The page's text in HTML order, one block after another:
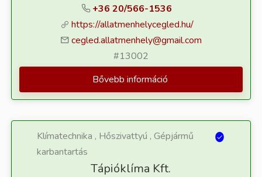
+36 20/566-1536
https://allatmenhelycegled.hu/
cegled.allatmenhely@gmail.com
#13002
Bővebb információ
Klímatechnika , Hőszivattyú , Gépjármű
karbantartás
Tápióklíma Kft.